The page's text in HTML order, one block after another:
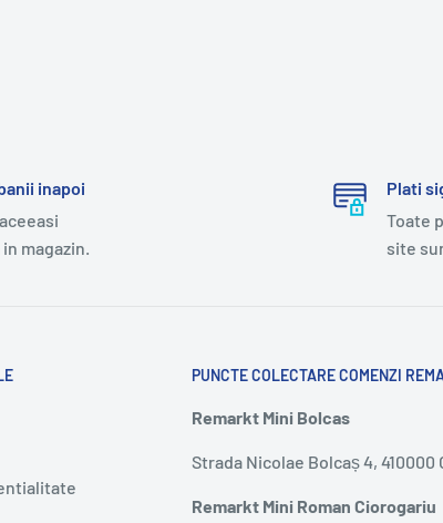
inapoi
magazin.
Plati
Toate
site
PUNCTE COLECTARE COMENZI
Remarkt Mini Bolcas
Strada Nicolae Bolcaș 4, 410000
Remarkt Mini Roman Ciorogariu